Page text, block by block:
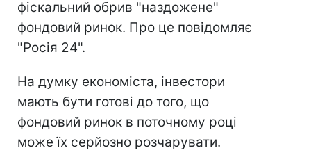
фіскальний обрив "наздожене"
фондовий ринок. Про це повідомляє
"Росія 24".
На думку економіста, інвестори
мають бути готові до того, що
фондовий ринок в поточному році
може їх серйозно розчарувати.